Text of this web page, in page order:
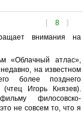
[ 8 ]
внимания на
«Облачный атлас»,
на известном
более позднего
Игорь Князев).
филосовско-
не совсем то, что я